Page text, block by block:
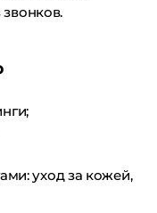
уход за кожей,